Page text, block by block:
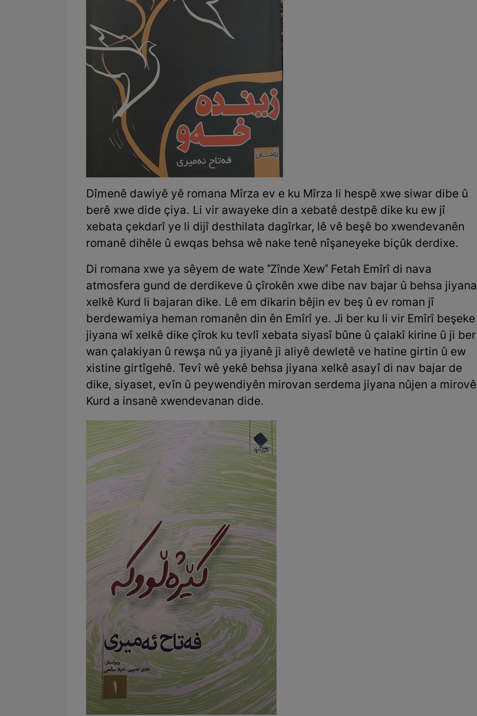
Dîmenê dawiyê yê romana Mîrza ev e ku Mîrza li hespê xwe siwar dibe û
berê xwe dide çiya. Li vir awayeke din a xebatê destpê dike ku ew jî
xebata çekdarî ye li dijî desthilata dagîrkar, lê vê beşê bo xwendevanên
romanê dihêle û ewqas behsa wê nake tenê nîşaneyeke biçûk derdixe.
Di romana xwe ya sêyem de wate "Zînde Xew" Fetah Emîrî di nava
atmosfera gund de derdikeve û çîrokên xwe dibe nav bajar û behsa jiyana
xelkê Kurd li bajaran dike. Lê em dikarin bêjin ev beş û ev roman jî
berdewamiya heman romanên din ên Emîrî ye. Ji ber ku li vir Emîrî beşeke
jiyana wî xelkê dike çîrok ku tevlî xebata siyasî bûne û çalakî kirine û ji ber
wan çalakiyan û rewşa nû ya jiyanê ji aliyê dewletê ve hatine girtin û ew
xistine girtîgehê. Tevî wê yekê behsa jiyana xelkê asayî di nav bajar de
dike, siyaset, evîn û peywendiyên mirovan serdema jiyana nûjen a mirovê
Kurd a insanê xwendevanan dide.